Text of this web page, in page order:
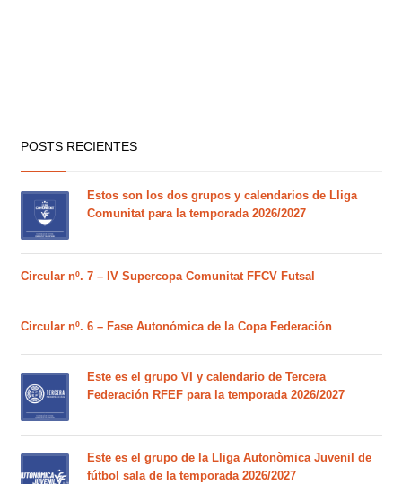
POSTS RECIENTES
Estos son los dos grupos y calendarios de Lliga
Comunitat para la temporada 2026/2027
Circular nº. 7 – IV Supercopa Comunitat FFCV Futsal
Circular nº. 6 – Fase Autonómica de la Copa Federación
Este es el grupo VI y calendario de Tercera
Federación RFEF para la temporada 2026/2027
Este es el grupo de la Lliga Autonòmica Juvenil de
fútbol sala de la temporada 2026/2027